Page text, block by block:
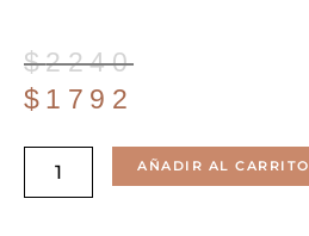
$2240
El
precio
era:
$2240.
$ 1792
El
precio
es:
$1792.
Camisa
Kendra
AÑADIR AL CARRITO